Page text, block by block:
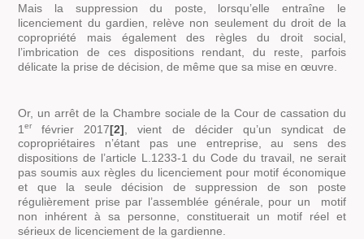
Mais la suppression du poste, lorsqu’elle entraîne le
licenciement du gardien, relève non seulement du droit de la
copropriété mais également des règles du droit social,
l’imbrication de ces dispositions rendant, du reste, parfois
délicate la prise de décision, de même que sa mise en œuvre.
Or, un arrêt de la Chambre sociale de la Cour de cassation du
1er février 2017[2] , vient de décider qu’un syndicat de
copropriétaires n’étant pas une entreprise, au sens des
dispositions de l’article L.1233-1 du Code du travail, ne serait
pas soumis aux règles du licenciement pour motif économique
et que la seule décision de suppression de son poste
régulièrement prise par l’assemblée générale, pour un motif
non inhérent à sa personne, constituerait un motif réel et
sérieux de licenciement de la gardienne.